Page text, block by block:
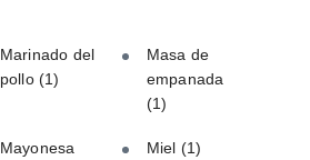
Marinado del
pollo (1)
Masa de
empanada
(1)
Mayonesa Miel (1)